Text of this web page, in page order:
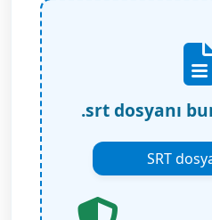
.srt dosyanı
SRT